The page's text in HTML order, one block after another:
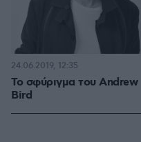
Το σφύριγμα του Andrew
Bird
24.06.2019, 12:35